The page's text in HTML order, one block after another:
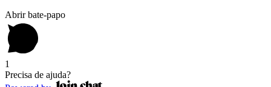
Abrir bate-papo
1
Precisa de ajuda?